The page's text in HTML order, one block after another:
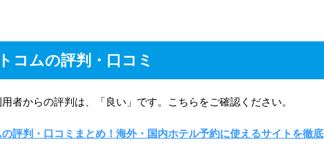
コムの評判・口コミ
者からの評判は、「良い」です。こちらをご確認ください。
評判・口コミまとめ！海外・国内ホテル予約に使えるサイトを徹底